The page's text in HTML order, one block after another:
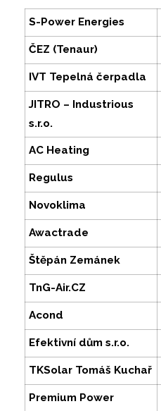
S-Power Energies
ČEZ (Tenaur)
IVT Tepelná čerpadla
JITRO – Industrious
s.r.o.
AC Heating
Regulus
Novoklima
Awactrade
Štěpán Zemánek
TnG-Air.CZ
Acond
Efektivní dům s.r.o.
TKSolar Tomáš Kuchař
Premium Power